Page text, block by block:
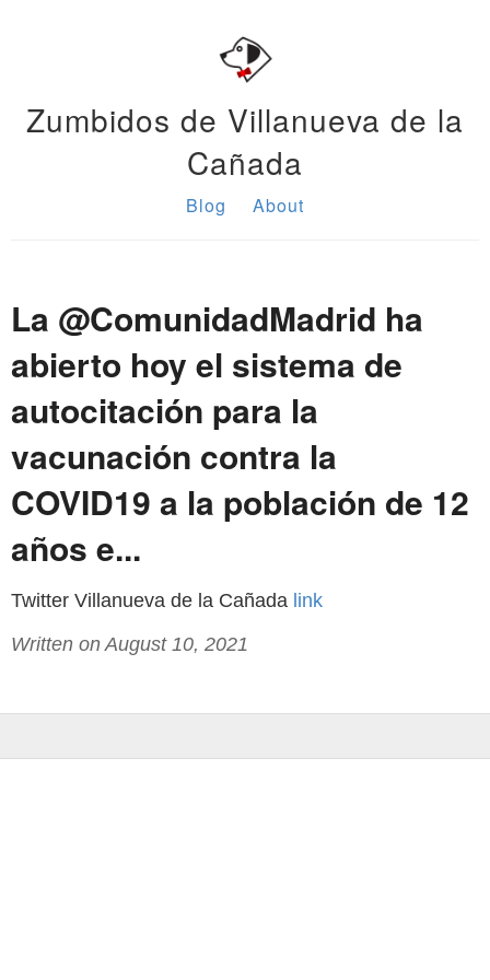
Zumbidos de Villanueva de la
Cañada
Blog About
La @ComunidadMadrid ha
abierto hoy el sistema de
autocitación para la
vacunación contra la
COVID19 a la población de 12
años e...
Twitter Villanueva de la Cañada link
Written on August 10, 2021